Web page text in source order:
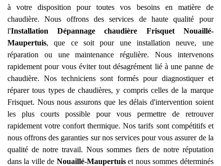
à votre disposition pour toutes vos besoins en matière de
chaudière. Nous offrons des services de haute qualité pour
l'Installation Dépannage chaudière Frisquet
Nouaillé-
Maupertuis, que ce soit pour une installation neuve, une
réparation ou une maintenance régulière. Nous intervenons
rapidement pour vous éviter tout désagrément lié à une panne de
chaudière. Nos techniciens sont formés pour diagnostiquer et
réparer tous types de chaudières, y compris celles de la marque
Frisquet. Nous nous assurons que les délais d'intervention soient
les plus courts possible pour vous permettre de retrouver
rapidement votre confort thermique. Nos tarifs sont compétitifs et
nous offrons des garanties sur nos services pour vous assurer de la
qualité de notre travail. Nous sommes fiers de notre réputation
dans la ville de Nouaillé-Maupertuiset nous sommes déterminés